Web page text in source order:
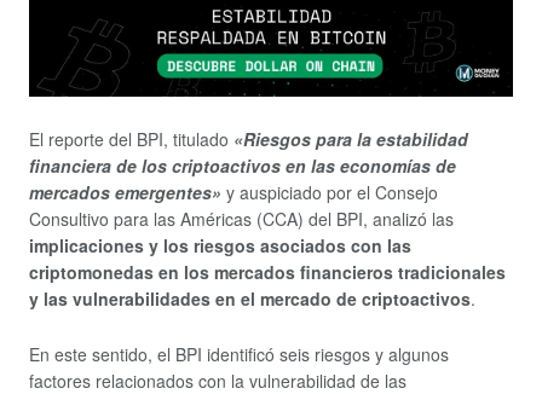
El reporte del BPI, titulado «Riesgos para la estabilidad
financiera de los criptoactivos en las economías de
mercados emergentes» y auspiciado por el Consejo
Consultivo para las Américas (CCA) del BPI, analizó las
implicaciones y los riesgos asociados con las
criptomonedas en los mercados financieros tradicionales
y las vulnerabilidades en el mercado de criptoactivos.
En este sentido, el BPI identificó seis riesgos y algunos
factores relacionados con la vulnerabilidad de las